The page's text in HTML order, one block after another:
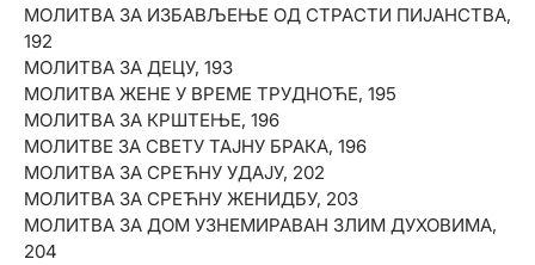
МОЛИТВА ЗА ИЗБАВЉЕЊЕ ОД СТРАСТИ ПИЈАНСТВА,
192
МОЛИТВА ЗА ДЕЦУ, 193
МОЛИТВА ЖЕНЕ У ВРЕМЕ ТРУДНОЋЕ, 195
МОЛИТВА ЗА КРШТЕЊЕ, 196
МОЛИТВЕ ЗА СВЕТУ ТАЈНУ БРАКА, 196
МОЛИТВА ЗА СРЕЋНУ УДАЈУ, 202
МОЛИТВА ЗА СРЕЋНУ ЖЕНИДБУ, 203
МОЛИТВА ЗА ДОМ УЗНЕМИРАВАН ЗЛИМ ДУХОВИМА,
204